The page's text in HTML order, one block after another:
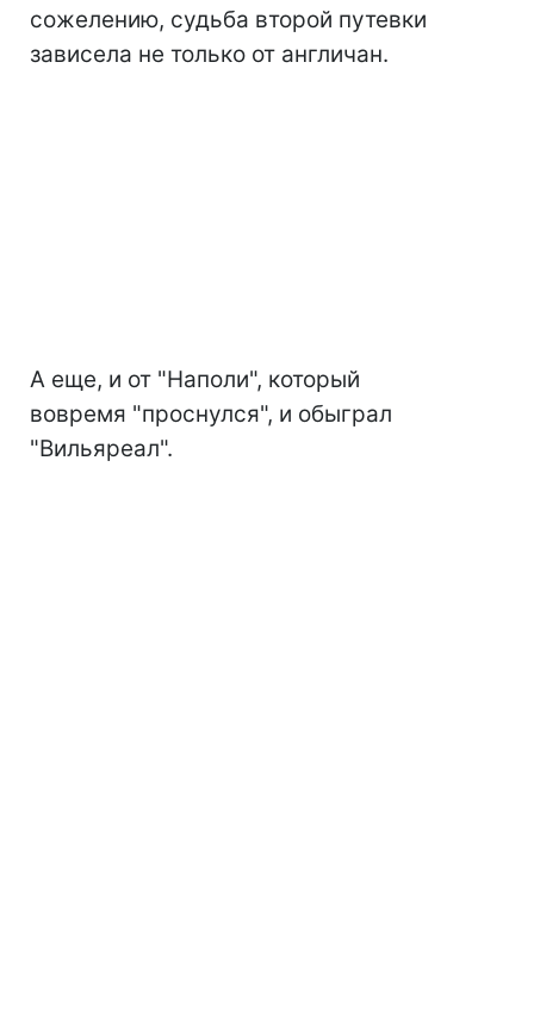
сожелению, судьба второй путевки
зависела не только от англичан.
А еще, и от "Наполи", который
вовремя "проснулся", и обыграл
"Вильяреал".